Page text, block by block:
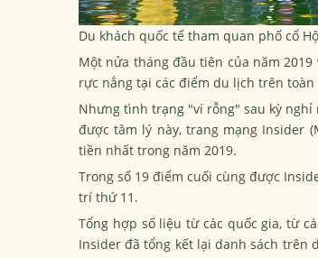
Du khách quốc tế tham quan phố cổ
Một nửa tháng đầu tiên của năm
rực nắng tại các điểm du lịch trên
Nhưng tình trạng "ví rỗng" sau kỳ
được tâm lý này, trang mạng Insider
tiền nhất trong năm 2019.
Trong số 19 điểm cuối cùng được
trí thứ 11.
Tổng hợp số liệu từ các quốc gia, từ
Insider đã tổng kết lại danh sách trên